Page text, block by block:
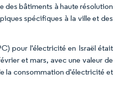
des bâtiments à haute résolution
spécifiques à la ville et des
pour l'électricité en Israël était
et mars, avec une valeur de
la consommation d'électricité et